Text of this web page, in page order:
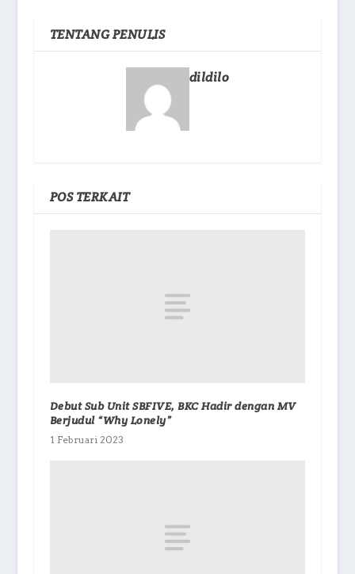
TENTANG PENULIS
dildilo
POS TERKAIT
Debut Sub Unit SBFIVE, BKC Hadir dengan MV
Berjudul “Why Lonely”
1 Februari 2023